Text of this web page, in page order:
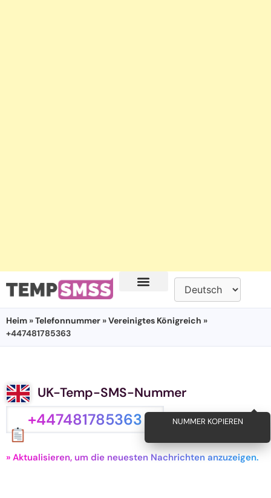
Heim »Telefonnummer »Vereinigtes Königreich »
+447481785363
UK-Temp-SMS-Nummer
+447481785363 NUMMER KOPIEREN
» Aktualisieren, um die neuesten Nachrichten anzuzeigen.